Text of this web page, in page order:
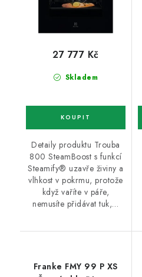
Skladem
27 777 Kč
Detaily produktu Trouba
800 SteamBoost s funkcí
Steamify® uzavře živiny a
vlhkost v pokrmu, protože
když vaříte v páře,
nemusíte přidávat tuk,…
Franke FMY 99 P XS